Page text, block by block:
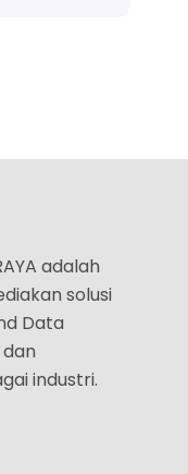
adalah
solusi
Data
industri.